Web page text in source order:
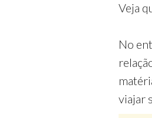
Veja
No
viajar